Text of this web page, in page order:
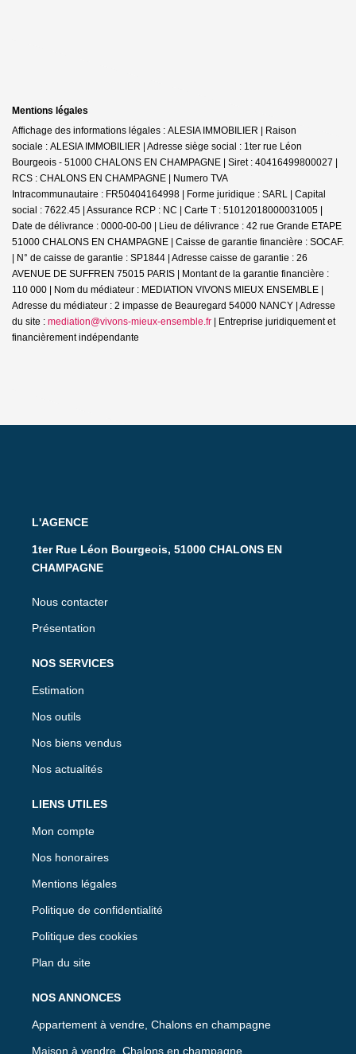
Mentions légales
Affichage des informations légales : ALESIA IMMOBILIER | Raison
sociale : ALESIA IMMOBILIER | Adresse siège social : 1ter rue Léon
Bourgeois - 51000 CHALONS EN CHAMPAGNE | Siret : 40416499800027 |
RCS : CHALONS EN CHAMPAGNE | Numero TVA
Intracommunautaire : FR50404164998 | Forme juridique : SARL | Capital
social : 7622.45 | Assurance RCP : NC | Carte T : 51012018000031005 |
Date de délivrance : 0000-00-00 | Lieu de délivrance : 42 rue Grande ETAPE
51000 CHALONS EN CHAMPAGNE | Caisse de garantie financière : SOCAF.
| N° de caisse de garantie : SP1844 | Adresse caisse de garantie : 26
AVENUE DE SUFFREN 75015 PARIS | Montant de la garantie financière :
110 000 | Nom du médiateur : MEDIATION VIVONS MIEUX ENSEMBLE |
Adresse du médiateur : 2 impasse de Beauregard 54000 NANCY | Adresse
du site : mediation@vivons-mieux-ensemble.fr | Entreprise juridiquement et
financièrement indépendante
L'AGENCE
1ter Rue Léon Bourgeois, 51000 CHALONS EN
CHAMPAGNE
Nous contacter
Présentation
NOS SERVICES
Estimation
Nos outils
Nos biens vendus
Nos actualités
LIENS UTILES
Mon compte
Nos honoraires
Mentions légales
Politique de confidentialité
Politique des cookies
Plan du site
NOS ANNONCES
Appartement à vendre, Chalons en champagne
Maison à vendre, Chalons en champagne